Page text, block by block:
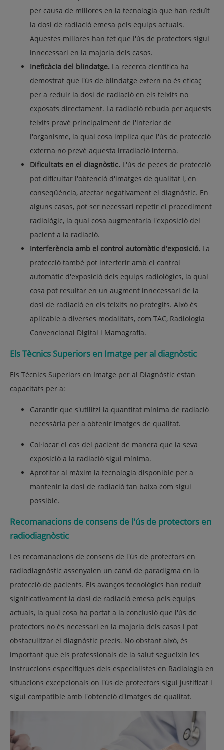
per causa de millores en la tecnologia que han reduït
la dosi de radiació emesa pels equips actuals.
Aquestes millores han fet que l'ús de protectors sigui
innecessari en la majoria dels casos.
Ineficàcia del blindatge. La recerca científica ha
demostrat que l'ús de blindatge extern no és eficaç
per a reduir la dosi de radiació en els teixits no
exposats directament. La radiació rebuda per aquests
teixits prové principalment de l'interior de
l'organisme, la qual cosa implica que l'ús de protecció
externa no prevé aquesta irradiació interna.
Dificultats en el diagnòstic. L'ús de peces de protecció
pot dificultar l'obtenció d'imatges de qualitat i, en
conseqüència, afectar negativament el diagnòstic. En
alguns casos, pot ser necessari repetir el procediment
radiològic, la qual cosa augmentaria l'exposició del
pacient a la radiació.
Interferència amb el control automàtic d'exposició. La
protecció també pot interferir amb el control
automàtic d'exposició dels equips radiològics, la qual
cosa pot resultar en un augment innecessari de la
dosi de radiació en els teixits no protegits. Això és
aplicable a diverses modalitats, com TAC, Radiologia
Convencional Digital i Mamografia.
Els Tècnics Superiors en Imatge per al diagnòstic
Els Tècnics Superiors en Imatge per al Diagnòstic estan
capacitats per a:
Garantir que s'utilitzi la quantitat mínima de radiació
necessària per a obtenir imatges de qualitat.
Col·locar el cos del pacient de manera que la seva
exposició a la radiació sigui mínima.
Aprofitar al màxim la tecnologia disponible per a
mantenir la dosi de radiació tan baixa com sigui
possible.
Recomanacions de consens de l'ús de protectors en
radiodiagnòstic
Les recomanacions de consens de l'ús de protectors en
radiodiagnòstic assenyalen un canvi de paradigma en la
protecció de pacients. Els avanços tecnològics han reduït
significativament la dosi de radiació emesa pels equips
actuals, la qual cosa ha portat a la conclusió que l'ús de
protectors no és necessari en la majoria dels casos i pot
obstaculitzar el diagnòstic precís. No obstant això, és
important que els professionals de la salut segueixin les
instruccions específiques dels especialistes en Radiologia en
situacions excepcionals on l'ús de protectors sigui justificat i
sigui compatible amb l'obtenció d'imatges de qualitat.